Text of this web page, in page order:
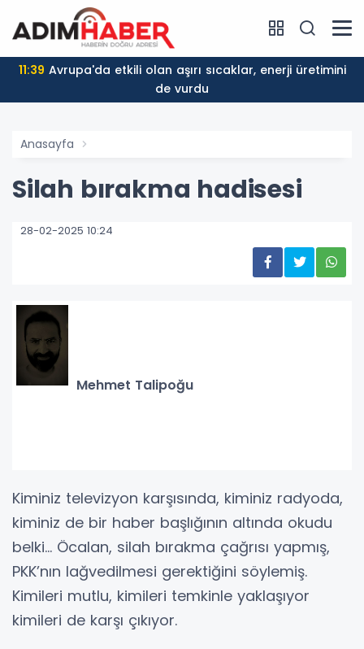
11:39
de vurdu
Anasayfa
Silah bırakma hadisesi
28-02-2025 10:24
Mehmet Talipoğu
Kiminiz televizyon karşısında, kiminiz radyoda,
kiminiz de bir haber başlığının altında okudu
belki… Öcalan, silah bırakma çağrısı yapmış,
PKK’nın lağvedilmesi gerektiğini söylemiş.
Kimileri mutlu, kimileri temkinle yaklaşıyor
kimileri de karşı çıkıyor.